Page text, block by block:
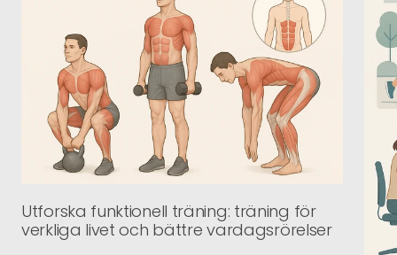
Utforska funktionell träning: träning för
verkliga livet och bättre vardagsrörelser